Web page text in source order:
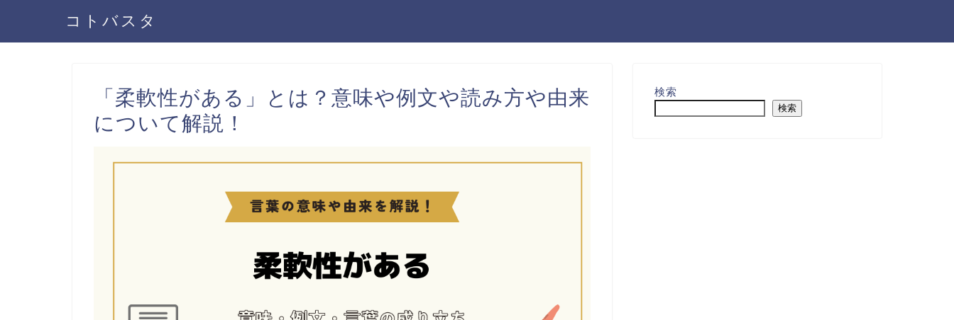
コトバスタ
「柔軟性がある」とは？意味や例文や読み方や由来
について解説！
検索
検索